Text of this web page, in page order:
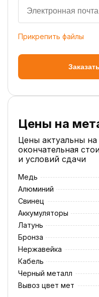
Прикрепить файлы
Цены на
Цены актуальны на
окончательная
и условий сдачи
Медь
Алюминий
Свинец
Аккумуляторы
Латунь
Бронза
Нержавейка
Кабель
Черный металл
Вывоз цвет мет